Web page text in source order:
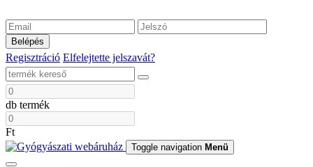
Belépés
Regisztráció Elfelejtette jelszavát?
db termék
Ft
Toggle navigation Menü